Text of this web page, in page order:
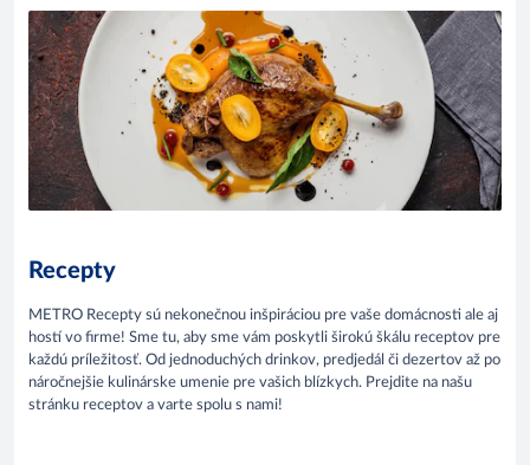
Recepty
METRO Recepty sú nekonečnou inšpiráciou pre vaše domácnosti ale aj
hostí vo firme! Sme tu, aby sme vám poskytli širokú škálu receptov pre
každú príležitosť. Od jednoduchých drinkov, predjedál či dezertov až po
náročnejšie kulinárske umenie pre vašich blízkych. Prejdite na našu
stránku receptov a varte spolu s nami!